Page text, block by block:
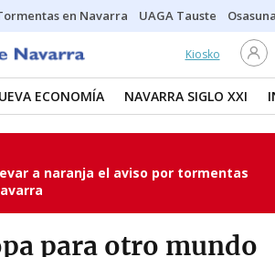
en Navarra UAGA Tauste
Kiosko
ECONOMÍA NAVARRA SIGLO XXI
a naranja el aviso por tormentas
para otro mundo